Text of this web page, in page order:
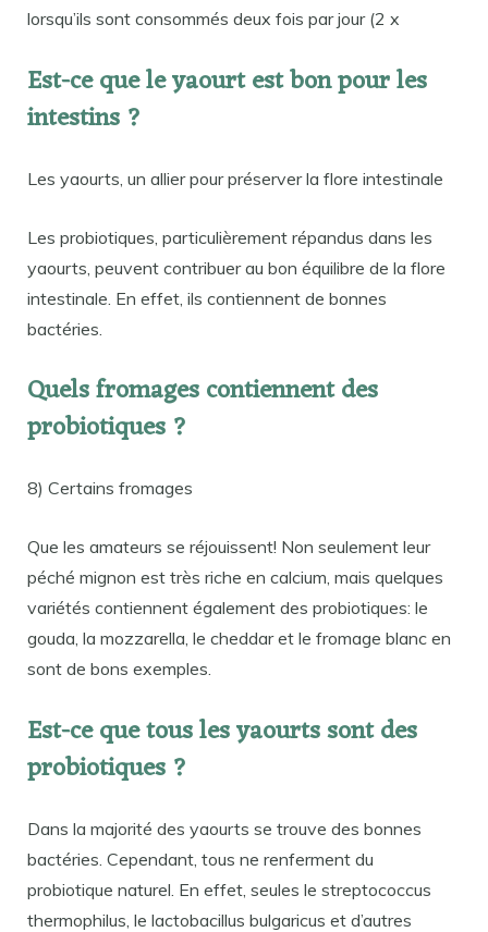
lorsqu’ils sont consommés deux fois par jour (2 x
Est-ce que le yaourt est bon pour les
intestins ?
Les yaourts, un allier pour préserver la flore intestinale
Les probiotiques, particulièrement répandus dans les
yaourts, peuvent contribuer au bon équilibre de la flore
intestinale. En effet, ils contiennent de bonnes
bactéries.
Quels fromages contiennent des
probiotiques ?
8) Certains fromages
Que les amateurs se réjouissent! Non seulement leur
péché mignon est très riche en calcium, mais quelques
variétés contiennent également des probiotiques: le
gouda, la mozzarella, le cheddar et le fromage blanc en
sont de bons exemples.
Est-ce que tous les yaourts sont des
probiotiques ?
Dans la majorité des yaourts se trouve des bonnes
bactéries. Cependant, tous ne renferment du
probiotique naturel. En effet, seules le streptococcus
thermophilus, le lactobacillus bulgaricus et d’autres